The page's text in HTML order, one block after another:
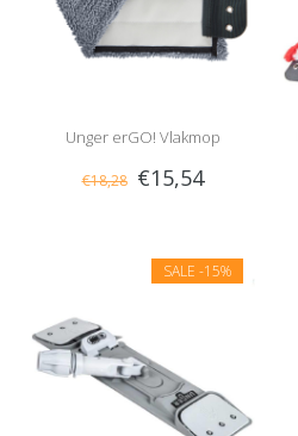
Unger erGO! Vlakmop
€18,28 €15,54
SALE -15%